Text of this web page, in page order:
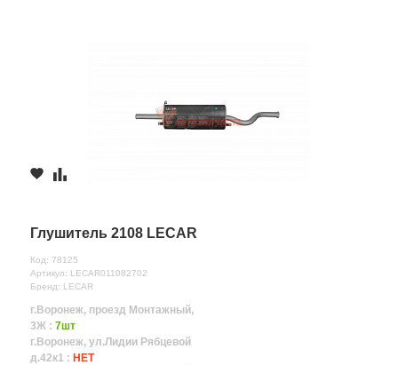
Глушитель 2108 LECAR
Код: 78125
Артикул: LECAR011082702
Бренд: LECAR
г.Воронеж, проезд Монтажный,
3Ж : 7шт
г.Воронеж, ул.Лидии Рябцевой
д.42к1 : НЕТ